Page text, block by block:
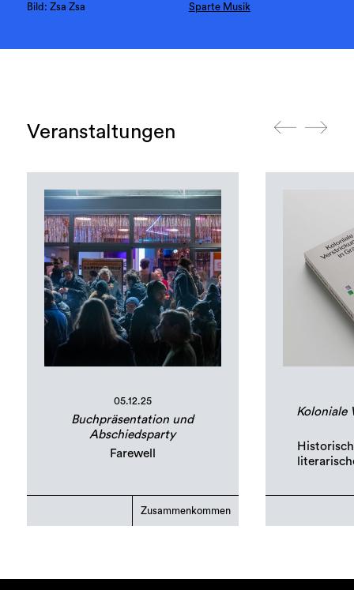
Bild: Zsa Zsa Sparte Musik
Veranstaltungen
05.12.25
Buchpräsentation und
Abschiedsparty
Farewell
Zusammenkommen
Koloniale